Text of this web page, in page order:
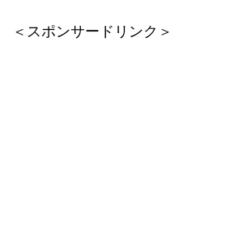
＜スポンサードリンク＞